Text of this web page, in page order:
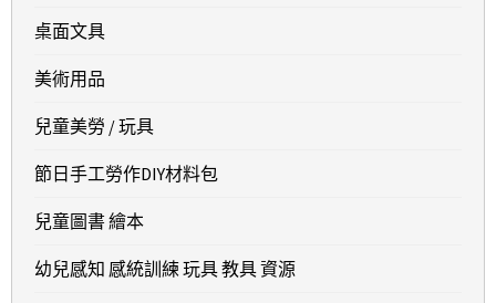
桌面文具
美術用品
兒童美勞 / 玩具
節日手工勞作DIY材料包
兒童圖書 繪本
幼兒感知 感統訓練 玩具 教具 資源